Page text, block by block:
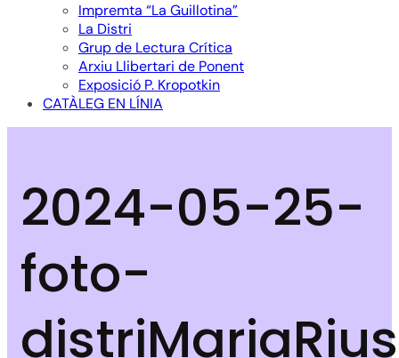
Impremta “La Guillotina”
La Distri
Grup de Lectura Crítica
Arxiu Llibertari de Ponent
Exposició P. Kropotkin
CATÀLEG EN LÍNIA
2024-05-25-
foto-